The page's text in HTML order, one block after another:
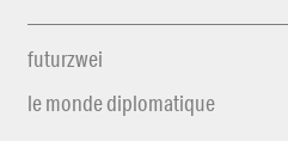
futurzwei
le monde diplomatique